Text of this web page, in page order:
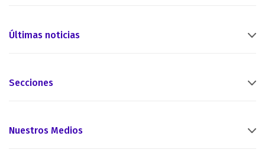
Últimas noticias
Secciones
Nuestros Medios